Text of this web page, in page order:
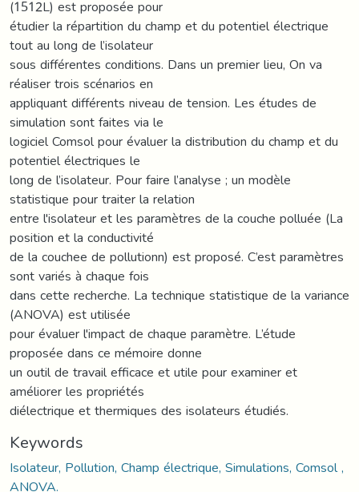
(1512L) est proposée pour
étudier la répartition du champ et du potentiel électrique
tout au long de l’isolateur
sous différentes conditions. Dans un premier lieu, On va
réaliser trois scénarios en
appliquant différents niveau de tension. Les études de
simulation sont faites via le
logiciel Comsol pour évaluer la distribution du champ et du
potentiel électriques le
long de l’isolateur. Pour faire l’analyse ; un modèle
statistique pour traiter la relation
entre l'isolateur et les paramètres de la couche polluée (La
position et la conductivité
de la couchee de pollutionn) est proposé. C’est paramètres
sont variés à chaque fois
dans cette recherche. La technique statistique de la variance
(ANOVA) est utilisée
pour évaluer l'impact de chaque paramètre. L’étude
proposée dans ce mémoire donne
un outil de travail efficace et utile pour examiner et
améliorer les propriétés
diélectrique et thermiques des isolateurs étudiés.
Keywords
Isolateur, Pollution, Champ électrique, Simulations, Comsol ,
ANOVA.